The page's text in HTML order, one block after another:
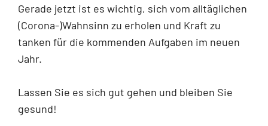
Gerade jetzt ist es wichtig, sich vom alltäglichen
(Corona-)Wahnsinn zu erholen und Kraft zu
tanken für die kommenden Aufgaben im neuen
Jahr.
Lassen Sie es sich gut gehen und bleiben Sie
gesund!